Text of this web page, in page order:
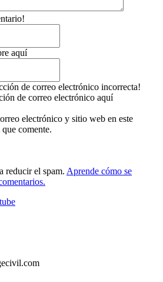
aquí
de correo electrónico incorrecta!
de correo electrónico aquí
electrónico y sitio web en este
comente.
reducir el spam. Aprende cómo se